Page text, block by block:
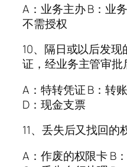
A：业务主办 B：业
不需授权
10、隔日或以后发
证，经业务主管审批
A：特转凭证 B：转
D：现金支票
11、丢失后又找回的
A：作废的权限卡 B